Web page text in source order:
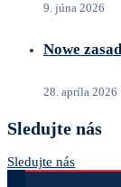
9. júna 2026
Nowe
28. apríla 2026
Sledujte nás
Sledujte nás